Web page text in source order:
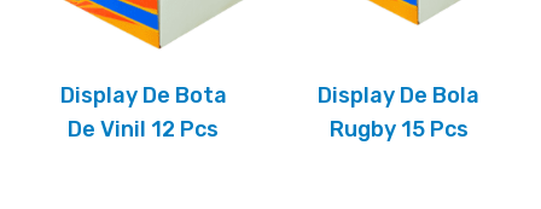
Display De Bota
De Vinil 12 Pcs
Display De Bola
Rugby 15 Pcs